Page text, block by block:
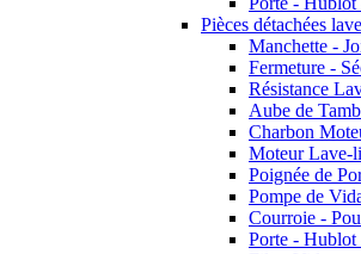
Pièces détachées
Manchette -
Fermeture -
Résistance
Aube de
Charbon
Moteur Lave-
Poignée de
Pompe de
Courroie -
Porte -